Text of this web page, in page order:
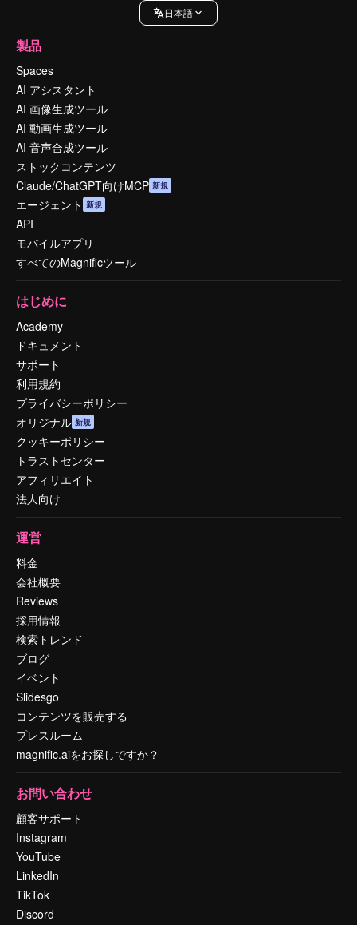
日本語
製品
Spaces
AI アシスタント
AI 画像生成ツール
AI 動画生成ツール
AI 音声合成ツール
ストックコンテンツ
Claude/ChatGPT向けMCP 新規
エージェント 新規
API
モバイルアプリ
すべてのMagnificツール
はじめに
Academy
ドキュメント
サポート
利用規約
プライバシーポリシー
オリジナル 新規
クッキーポリシー
トラストセンター
アフィリエイト
法人向け
運営
料金
会社概要
Reviews
採用情報
検索トレンド
ブログ
イベント
Slidesgo
コンテンツを販売する
プレスルーム
magnific.aiをお探しですか？
お問い合わせ
顧客サポート
Instagram
YouTube
LinkedIn
TikTok
Discord